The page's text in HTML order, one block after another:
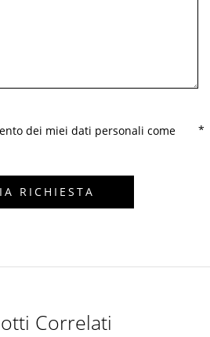
dei miei dati personali come
Correlati